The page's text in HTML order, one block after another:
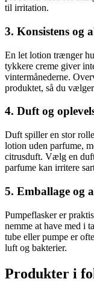
til irritation.
3. Konsistens og
En let lotion trænger
tykkere creme giver
vintermånederne.
produktet, så du
4. Duft og
Duft spiller en stor
lotion uden parfume,
citrusduft. Vælg en
parfume kan irritere
5. Emballage og
Pumpeflasker er
nemme at have med i
tube eller pumpe er
luft og bakterier.
Produkter i